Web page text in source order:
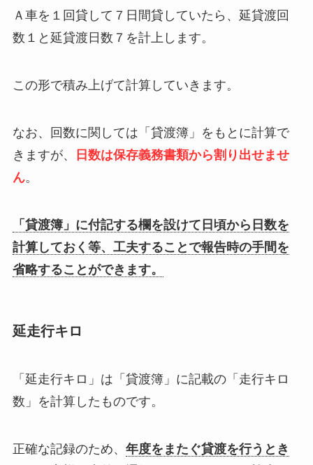
Ａ車を１回貸して７日間貸していたら、延貸渡回
数１と延貸渡日数７を計上します。
この形で積み上げて計算していきます。
なお、回数に関しては「貸渡簿」をもとに計算で
きますが、
日数は保存義務書類から割り出せませ
ん。
「貸渡簿」に付記する欄を設けて日頃から日数を
計算しておく等、工夫することで報告時の手間を
省略することができます。
延走行キロ
「延走行キロ」は「貸渡簿」に記載の「走行キロ
数」を計算したものです。
正確な記録のため、 年度をまたぐ貸渡を行うとき